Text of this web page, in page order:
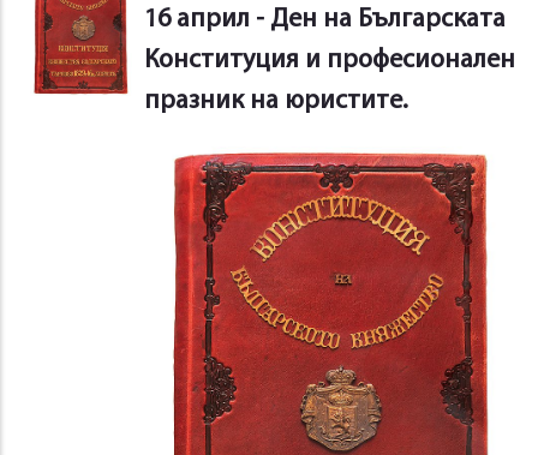
16 април - Ден на Българската
Конституция и професионален
празник на юристите.